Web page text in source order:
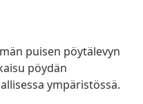
puisen pöytälevyn
pöydän
ympäristössä.